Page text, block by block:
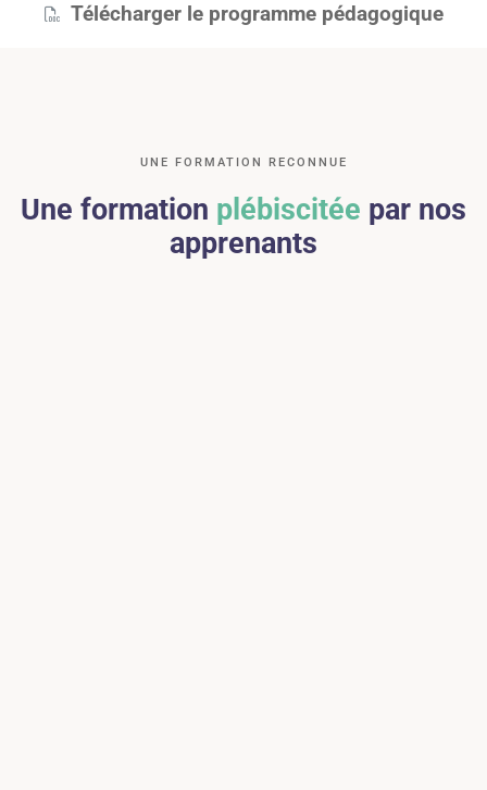
Télécharger le programme pédagogique
UNE FORMATION RECONNUE
Une formation plébiscitée par nos
apprenants